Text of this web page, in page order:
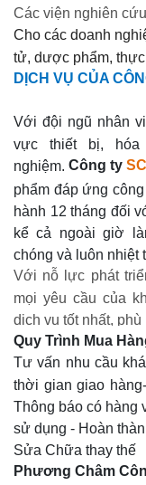
Các viện nghiên
Cho các doanh
tử, dược phẩm,
DỊCH VỤ CỦA
Với đội ngũ nhân
vực thiết bị,
nghiệm. Công ty
phẩm đáp ứng
hành 12 tháng đối
kể cả ngoài giờ
chóng và luôn nhiệt
Với nỗ lực phát
mọi yêu cầu của
dịch vụ tốt nhất,
Quy Trình Mua
Tư vấn nhu cầu
thời gian giao
Thông báo có hàng
sử dụng - Hoàn
Sửa Chữa thay thế
Phương Châm